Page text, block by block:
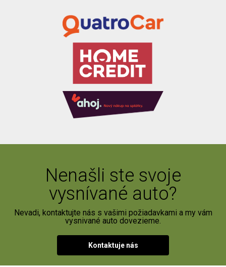
Nenašli ste svoje
vysnívané auto?
Nevadi, kontaktujte nás s vašimi požiadavkami a my vám
vysnivané auto dovezieme.
Kontaktuje nás